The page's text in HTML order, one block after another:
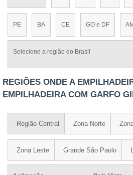
PE BA CE GO e DF
Selecione a região do Brasil
REGIÕES ONDE A
EMPILHADEIRA COM GARFO
Região Central Zona Norte
Zona Leste Grande São Paulo